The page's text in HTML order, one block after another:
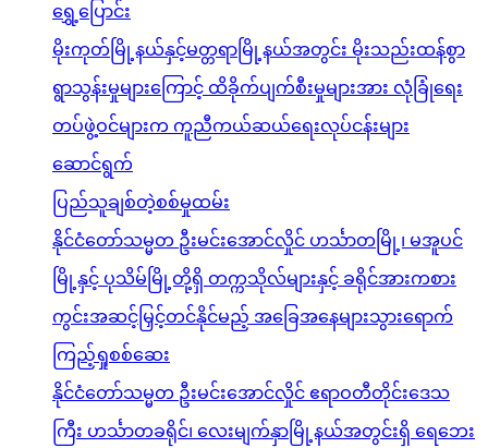
ရွှေ့ပြောင်း
မိုးကုတ်မြို့နယ်နှင့်မတ္တရာမြို့နယ်အတွင်း မိုးသည်းထန်စွာ
ရွာသွန်းမှုများကြောင့် ထိခိုက်ပျက်စီးမှုများအား လုံခြုံရေး
တပ်ဖွဲ့ဝင်များက ကူညီကယ်ဆယ်ရေးလုပ်ငန်းများ
ဆောင်ရွက်
ပြည်သူချစ်တဲ့စစ်မှုထမ်း
နိုင်ငံတော်သမ္မတ ဦးမင်းအောင်လှိုင် ဟင်္သာတမြို့၊ မအူပင်
မြို့နှင့် ပုသိမ်မြို့တို့ရှိ တက္ကသိုလ်များနှင့် ခရိုင်အားကစား
ကွင်းအဆင့်မြှင့်တင်နိုင်မည့် အခြေအနေများသွားရောက်
ကြည့်ရှုစစ်ဆေး
နိုင်ငံတော်သမ္မတ ဦးမင်းအောင်လှိုင် ဧရာဝတီတိုင်းဒေသ
ကြီး ဟင်္သာတခရိုင်၊ လေးမျက်နှာမြို့နယ်အတွင်းရှိ ရေဘေး